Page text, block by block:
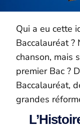
Qui a eu cette
Baccalauréat ?
chanson, mais
premier Bac ?
Baccalauréat,
grandes